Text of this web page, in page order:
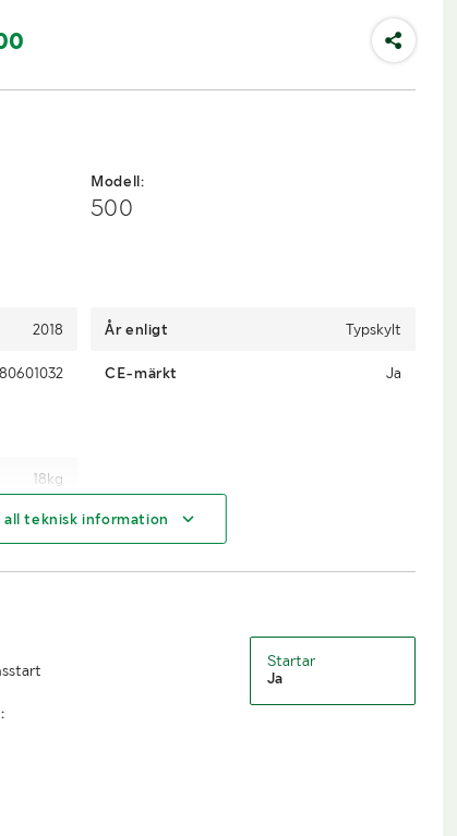
Modell:
500
2018 År enligt Typskylt
CE-märkt Ja
18kg
all teknisk information
Startar
Ja